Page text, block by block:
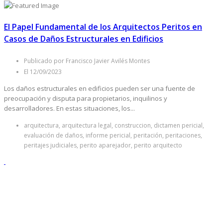
El Papel Fundamental de los Arquitectos Peritos en
Casos de Daños Estructurales en Edificios
Publicado por Francisco Javier Avilés Montes
El 12/09/2023
Los daños estructurales en edificios pueden ser una fuente de
preocupación y disputa para propietarios, inquilinos y
desarrolladores. En estas situaciones, los...
arquitectura, arquitectura legal, construccion, dictamen pericial,
evaluación de daños, informe pericial, peritación, peritaciones,
peritajes judiciales, perito aparejador, perito arquitecto